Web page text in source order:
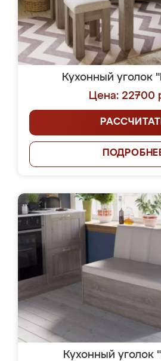
Кухонный уголок
Цена: 22700
Кухонный уголок